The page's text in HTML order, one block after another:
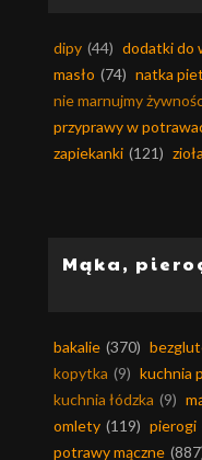
dipy (44) dodatki do
masło (74) natka
nie marnujmy
przyprawy w
zapiekanki (121)
Mąka,
bakalie (370)
kopytka (9) kuchnia
kuchnia łódzka (9)
omlety (119) pierogi
potrawy mączne